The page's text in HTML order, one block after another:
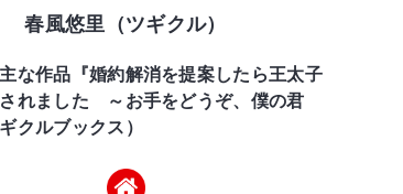
春風悠里（ツギクル）
な作品『婚約解消を提案したら王太子
れました ～お手をどうぞ、僕の君
クルブックス）